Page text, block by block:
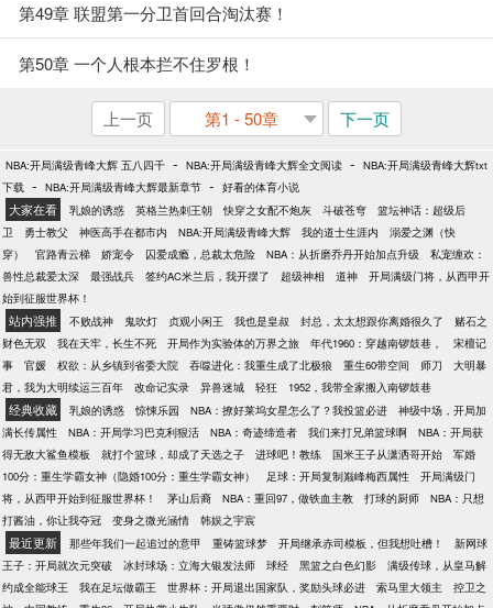
第49章 联盟第一分卫首回合淘汰赛！
第50章 一个人根本拦不住罗根！
上一页 第1 - 50章 下一页
NBA:开局满级青峰大辉 五八四千 - NBA:开局满级青峰大辉全文阅读 - NBA:开局满级青峰大辉txt
下载 - NBA:开局满级青峰大辉最新章节 - 好看的体育小说
大家在看 乳娘的诱惑 英格兰热刺王朝 快穿之女配不炮灰 斗破苍穹
篮坛神话：超级后
卫
勇士教父 神医高手在都市内 NBA:开局满级青峰大辉 我的道士生涯内
溺爱之渊（快
穿）
官路青云梯 娇宠令 囚爱成瘾，总裁太危险 NBA：从折磨乔丹开始加点升级
私宠缠欢：
兽性总裁爱太深
最强战兵 签约AC米兰后，我开摆了 超级神相 道神
开局满级门将，从西甲开
始到征服世界杯！
站内强推 不败战神 鬼吹灯 贞观小闲王 我也是皇叔 封总，太太想跟你离婚很久了
赌石之
财色无双
我在天牢，长生不死 开局作为实验体的万界之旅 年代1960：穿越南锣鼓巷，
宋檀记
事
官媛 权欲：从乡镇到省委大院 吞噬进化：我重生成了北极狼 重生60带空间 师刀
大明暴
君，我为大明续运三百年
改命记实录 异兽迷城 轻狂 1952，我带全家搬入南锣鼓巷
经典收藏 乳娘的诱惑 惊悚乐园 NBA：撩好莱坞女星怎么了？我投篮必进
神级中场，开局加
满长传属性
NBA：开局学习巴克利狠活 NBA：奇迹缔造者 我们来打兄弟篮球啊
NBA：开局获
得无敌大鲨鱼模板
就打个篮球，却成了天选之子 进球吧！教练 国米王子从潇洒哥开始
军婚
100分：重生学霸女神（隐婚100分：重生学霸女神）
足球：开局复制巅峰梅西属性
开局满级门
将，从西甲开始到征服世界杯！
茅山后裔 NBA：重回97，做铁血主教 打球的厨师
NBA：只想
打酱油，你让我夺冠
变身之微光涵情 韩娱之宇宸
最近更新 那些年我们一起追过的意甲 重铸篮球梦 开局继承赤司模板，但我想吐槽！
新网球
王子：开局就次元突破
冰封球场：立海大银发法师 球经 黑篮之白色幻影
满级传球，从皇马解
约成全能球王
我在足坛做霸王 世界杯：开局退出国家队，奖励头球必进 索马里大领主
控卫之